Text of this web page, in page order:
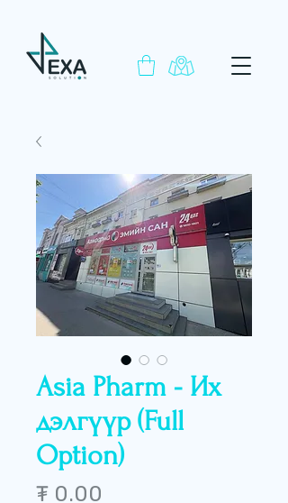
Asia Pharm - Их
дэлгүүр (Full
Option)
₮ 0.00